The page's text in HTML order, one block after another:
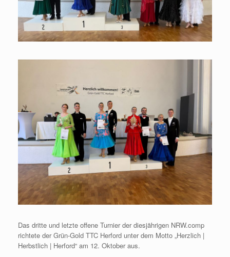
Das dritte und letzte offene Turnier der diesjährigen NRW.comp
richtete der Grün-Gold TTC Herford unter dem Motto „Herzlich |
Herbstlich | Herford“ am 12. Oktober aus.